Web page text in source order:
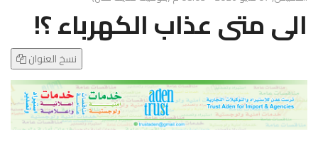
e
v
i
g
a
الى متى عذاب الكهرباء ؟!
نسخ العنوان